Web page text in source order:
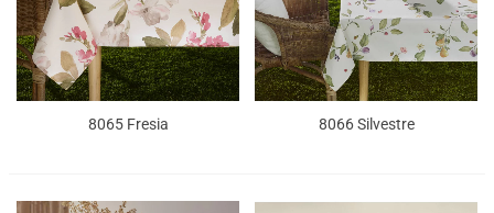
8065 Fresia 8066 Silvestre